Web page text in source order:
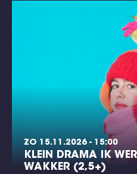
ZO 15.11.2026 - 15:00
KLEIN DRAMA IK
WAKKER (2,5+)